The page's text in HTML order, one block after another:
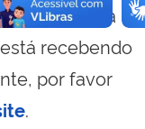
essa
recebendo
por favor
.